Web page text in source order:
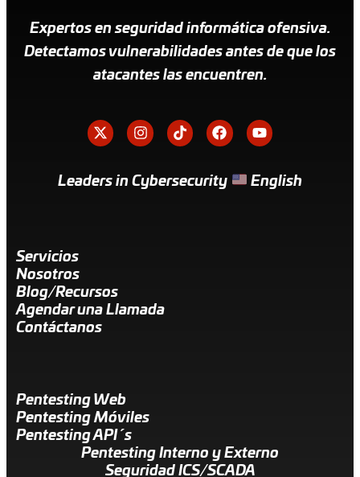
Expertos en seguridad informática ofensiva.
Detectamos vulnerabilidades antes de que los
atacantes las encuentren.
Leaders in Cybersecurity English
Servicios
Nosotros
Blog/Recursos
Agendar una Llamada
Contáctanos
Pentesting Web
Pentesting Móviles
Pentesting API´s
Pentesting Interno y Externo
Seguridad ICS/SCADA